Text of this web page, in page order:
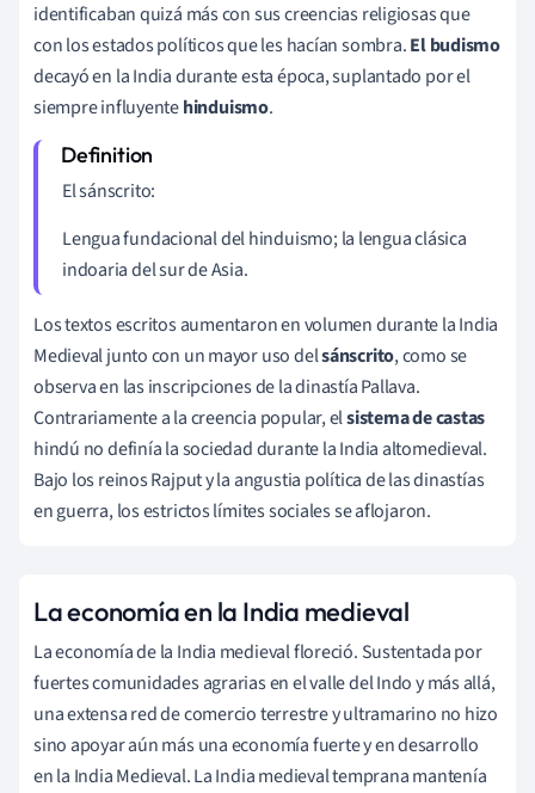
identificaban quizá más con sus creencias religiosas que
con los estados políticos que les hacían sombra.El budismo
decayó en la India durante esta época, suplantado por el
siempre influyentehinduismo.
El sánscrito:
Lengua fundacional del hinduismo; la lengua clásica
indoaria del sur de Asia.
Los textos escritos aumentaron en volumen durante la India
Medieval junto con un mayor uso delsánscrito, como se
observa en las inscripciones de la dinastía Pallava.
Contrariamente a la creencia popular, elsistema de castas
hindú no definía la sociedad durante la India altomedieval.
Bajo los reinos Rajput y la angustia política de las dinastías
en guerra, los estrictos límites sociales se aflojaron.
La economía en la India medieval
La economía de la India medieval floreció. Sustentada por
fuertes comunidades agrarias en el valle del Indo y más allá,
una extensa red de comercio terrestre y ultramarino no hizo
sino apoyar aún más una economía fuerte y en desarrollo
en la India Medieval. La India medieval temprana mantenía